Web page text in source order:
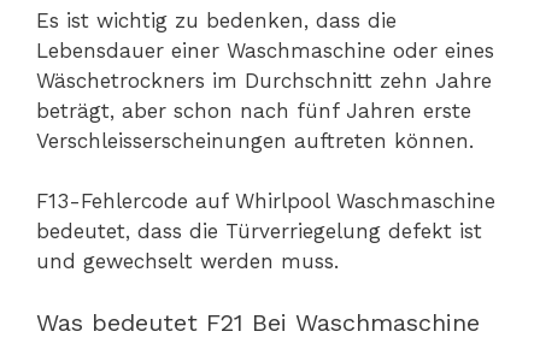
Es ist wichtig zu bedenken, dass die
Lebensdauer einer Waschmaschine oder eines
Wäschetrockners im Durchschnitt zehn Jahre
beträgt, aber schon nach fünf Jahren erste
Verschleisserscheinungen auftreten können.
F13-Fehlercode auf Whirlpool Waschmaschine
bedeutet, dass die Türverriegelung defekt ist
und gewechselt werden muss.
Was bedeutet F21 Bei Waschmaschine